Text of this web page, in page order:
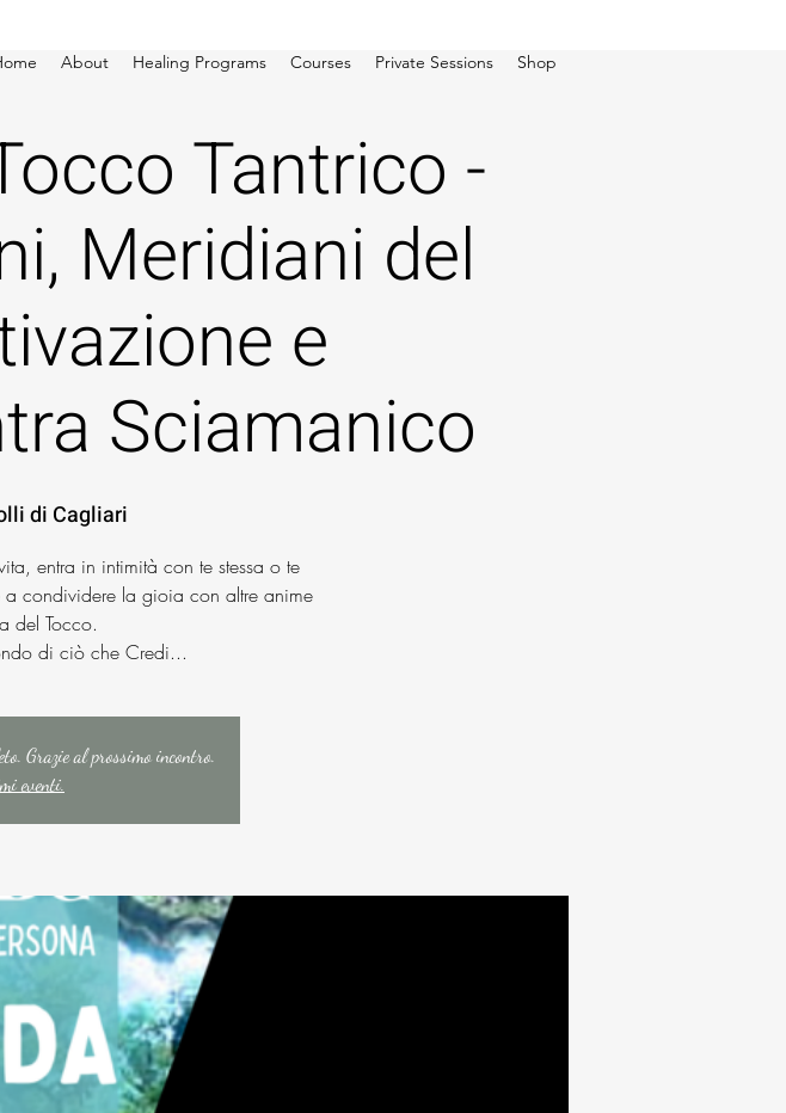
About Healing Programs Courses Private Sessions Shop
Tantrico -
Meridiani del
e
Sciamanico
di Cagliari
entra in intimità con te stessa o te
a condividere la gioia con altre anime
del Tocco.
di ciò che Credi...
Grazie al prossimo incontro.
eventi.